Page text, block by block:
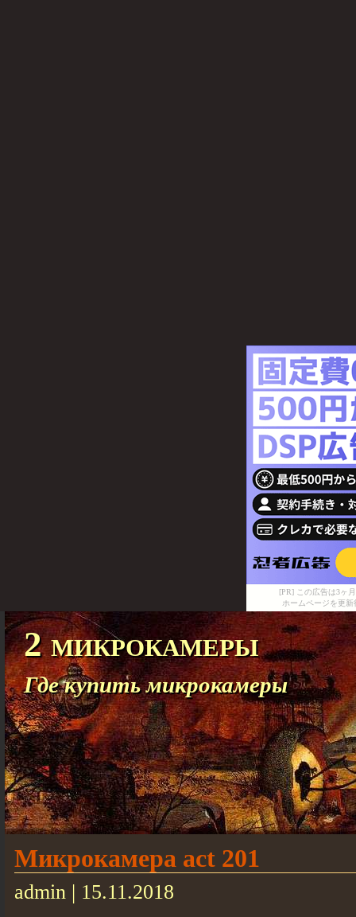
[PR] この広告は3ヶ
ホームページを更
2 микрокамеры
Где купить микрокамеры
Микрокамера act 201
admin | 15.11.2018